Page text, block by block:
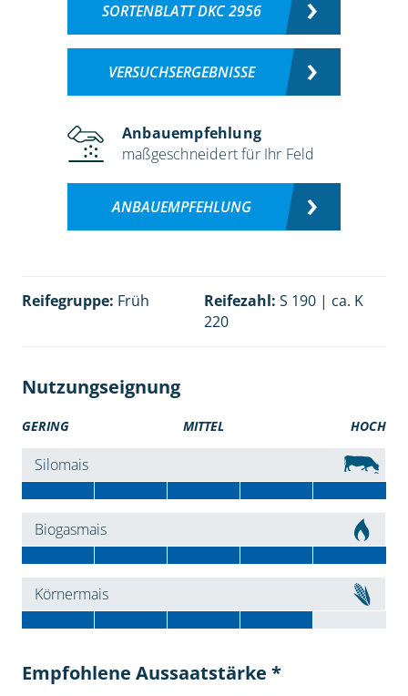
SORTENBLATT DKC 2956
VERSUCHSERGEBNISSE
Anbauempfehlung
maßgeschneidert für Ihr Feld
ANBAUEMPFEHLUNG
Reifegruppe: Früh Reifezahl: S 190 | ca. K
220
Nutzungseignung
GERING MITTEL HOCH
Silomais
Biogasmais
Körnermais
Empfohlene Aussaatstärke *